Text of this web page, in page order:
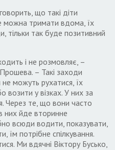
що такі діти
можна тримати вдома, їх
тільки так буде позитивний
і не розмовляє, –
– Такі заходи
можуть рухатися, їх
возити у візках. У них за
Через те, що вони часто
них йде вторинне
всюди водити, показувати,
їм потрібне спілкування.
Ми вдячні Віктору Бусько,